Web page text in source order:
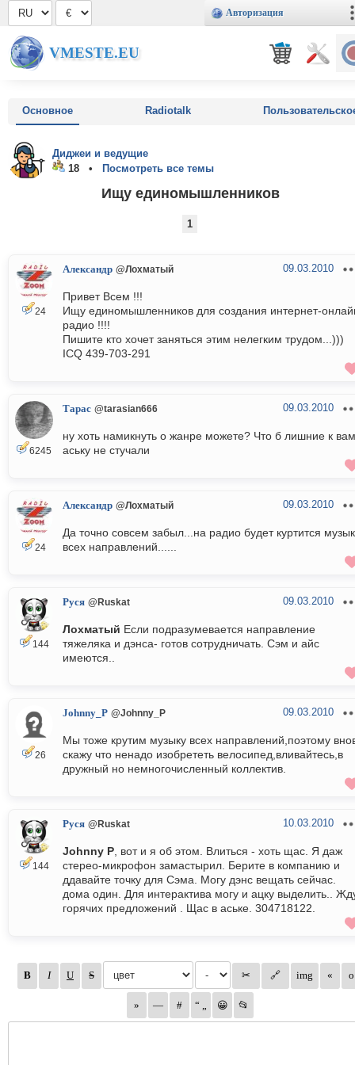
Авторизация
VMESTE.EU
Основное Radiotalk
Диджеи и ведущие
18 •
Посмотреть все темы
Ищу единомышленников
1
24
Александр @Лохматый 09.03.2010
Привет Всем !!!
Ищу единомышленников для создания интернет-
радио !!!!
Пишите кто хочет заняться этим нелегким трудом...)))
ICQ 439-703-291
6245
Тарас @tarasian666 09.03.2010
ну хоть намикнуть о жанре можете? Что б лишние к
аську не стучали
24
Александр @Лохматый 09.03.2010
Да точно совсем забыл...на радио будет куртится
всех направлений......
144
Руся @Ruskat 09.03.2010
Лохматый Если подразумевается направление
тяжеляка и дэнса- готов сотрудничать. Сэм и айс
имеются..
26
Johnny_P @Johnny_P 09.03.2010
Мы тоже крутим музыку всех направлений,поэтому
скажу что ненадо изобрететь велосипед,вливайтесь,в
дружный но немногочисленный коллектив.
144
Руся @Ruskat 10.03.2010
Johnny P , вот и я об этом. Влиться - хоть щас. Я даж
стерео-микрофон замастырил. Берите в компанию и
ддавайте точку для Сэма. Могу дэнс вещать сейчас.
дома один. Для интерактива могу и ацку выделить..
горячих предложений . Щас в аське. 304718122.